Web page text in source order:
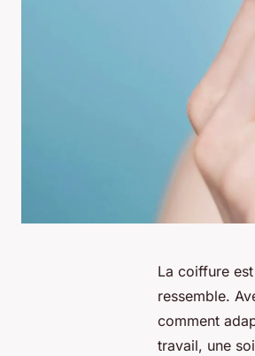
La coiffure
ressemble.
comment
travail, une